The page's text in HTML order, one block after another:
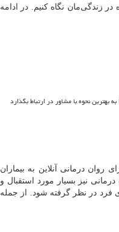
زندگی‌مان نگاه کنیم. در ادامه
نحوه با مشاور در ارتباط بگذارد
روان درمانی آنلاین به بیماران
نیز بسیار مورد استقبال و
فرد در نظر گرفته شود. از جمله